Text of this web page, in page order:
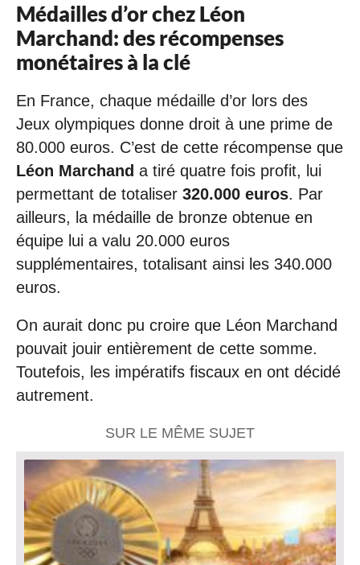
Médailles d’or chez Léon
Marchand: des récompenses
monétaires à la clé
En France, chaque médaille d’or lors des
Jeux olympiques donne droit à une prime de
80.000 euros. C’est de cette récompense que
Léon Marchand a tiré quatre fois profit, lui
permettant de totaliser 320.000 euros. Par
ailleurs, la médaille de bronze obtenue en
équipe lui a valu 20.000 euros
supplémentaires, totalisant ainsi les 340.000
euros.
On aurait donc pu croire que Léon Marchand
pouvait jouir entièrement de cette somme.
Toutefois, les impératifs fiscaux en ont décidé
autrement.
SUR LE MÊME SUJET